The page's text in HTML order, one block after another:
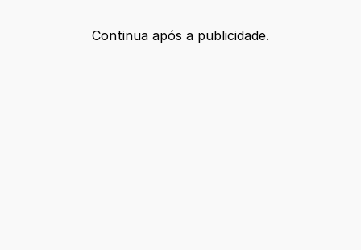
Continua após a publicidade.